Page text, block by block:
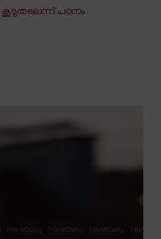
കൂടുതലെന്ന് പഠനം